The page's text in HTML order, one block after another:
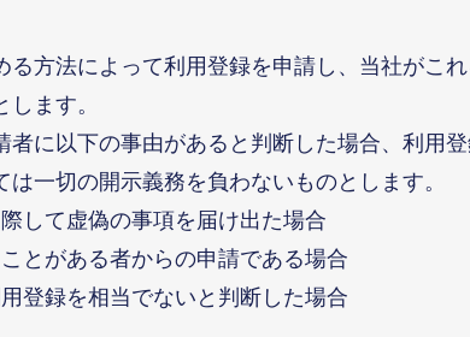
る方法によって利用登録を申請し、当社がこ
ます。
者に以下の事由があると判断した場合、利用
一切の開示義務を負わないものとします。
して虚偽の事項を届け出た場合
とがある者からの申請である場合
登録を相当でないと判断した場合